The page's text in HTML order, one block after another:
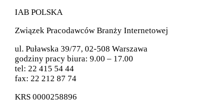
IAB POLSKA
Związek Pracodawców Branży Internetowej
ul. Puławska 39/77, 02-508 Warszawa
godziny pracy biura: 9.00 – 17.00
tel: 22 415 54 44
fax: 22 212 87 74
KRS 0000258896